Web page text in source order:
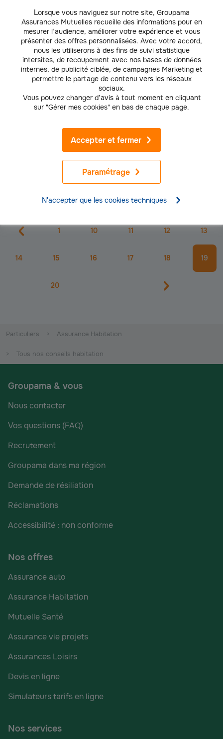
Lorsque vous naviguez sur notre site, Groupama
Assurances Mutuelles recueille des informations pour en
mesurer l’audience, améliorer votre expérience et vous
présenter des offres personnalisées. Avec votre accord,
nous les utiliserons à des fins de suivi statistique
intersites, de recoupement avec nos bases de données
internes, de publicité ciblée, de campagnes Marketing et
permettre le partage de contenu vers les réseaux
sociaux.
Vous pouvez changer d’avis à tout moment en cliquant
sur "Gérer mes cookies" en bas de chaque page.
Paramétrage
Accepter et fermer
N'accepter que les cookies techniques
pacsés, concubinage, divorcés...
HABITATION
Rénovation énergétique, bénéficiez d'aides
et réduisez vos factures
HABITATION
5 étapes pour réussir son achat immobilier
1 10 11 12 13
14 15 16 17 18 19
20
Particuliers Assurance Habitation
Tous nos conseils habitation
Groupama & vous
Nous contacter
Vos questions (FAQ)
Recrutement
Groupama dans ma région
Demande de résiliation
Réclamations
Accessibilité : non conforme
Nos offres
Assurance auto
Assurance Habitation
Mutuelle Santé
Assurance vie projets
Assurances Loisirs
Devis en ligne
Simulateurs tarifs en ligne
Nos services